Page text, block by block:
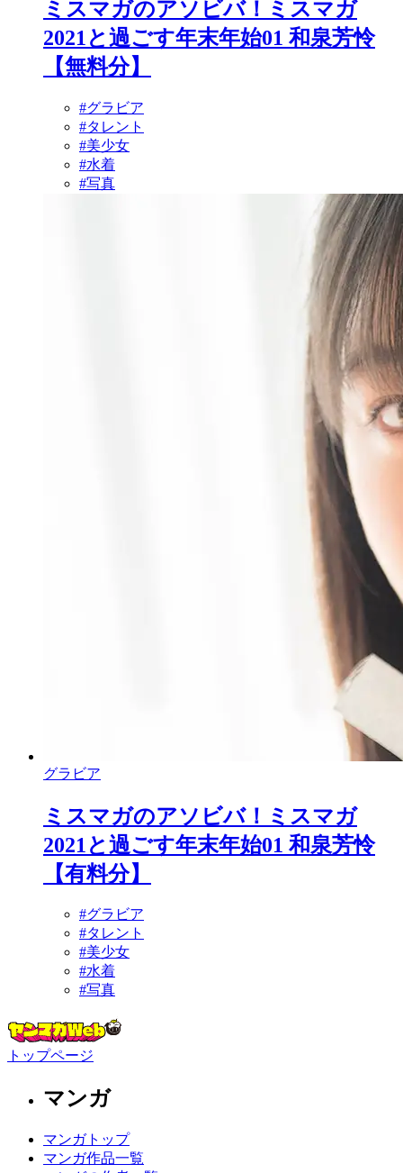
ミスマガのアソビバ！ミスマガ
2021と過ごす年末年始01 和泉芳怜
【無料分】
#グラビア
#タレント
#美少女
#水着
#写真
グラビア
ミスマガのアソビバ！ミスマガ
2021と過ごす年末年始01 和泉芳怜
【有料分】
#グラビア
#タレント
#美少女
#水着
#写真
トップページ
マンガ
マンガトップ
マンガ作品一覧